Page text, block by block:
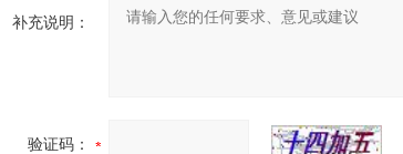
补充说明：
验证码：